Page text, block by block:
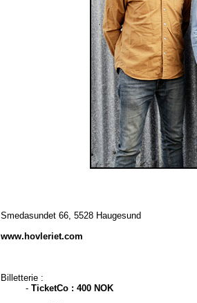
Smedasundet 66, 5528 Haugesund
www.hovleriet.com
Billetterie :
- TicketCo : 400 NOK